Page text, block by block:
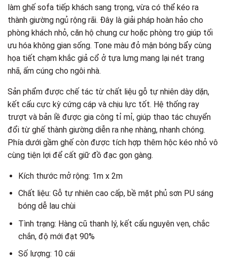
làm ghế sofa tiếp khách sang trọng, vừa có thể kéo ra
thành giường ngủ rộng rãi. Đây là giải pháp hoàn hảo cho
phòng khách nhỏ, căn hộ chung cư hoặc phòng trọ giúp tối
ưu hóa không gian sống. Tone màu đỏ mận bóng bẩy cùng
họa tiết chạm khắc giả cổ ở tựa lưng mang lại nét trang
nhã, ấm cúng cho ngôi nhà.
Sản phẩm được chế tác từ chất liệu gỗ tự nhiên dày dặn,
kết cấu cực kỳ cứng cáp và chịu lực tốt. Hệ thống ray
trượt và bản lề được gia công tỉ mỉ, giúp thao tác chuyển
đổi từ ghế thành giường diễn ra nhẹ nhàng, nhanh chóng.
Phía dưới gầm ghế còn được tích hợp thêm hộc kéo nhỏ vô
cùng tiện lợi để cất giữ đồ đạc gọn gàng.
Kích thước mở rộng: 1m x 2m
Chất liệu: Gỗ tự nhiên cao cấp, bề mặt phủ sơn PU sáng
bóng dễ lau chùi
Tình trạng: Hàng cũ thanh lý, kết cấu nguyên vẹn, chắc
chắn, độ mới đạt 90%
Số lượng: 10 cái